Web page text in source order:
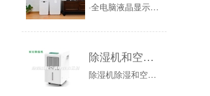
·全电脑液晶显示·故障代码显示·湿度自由设定·压缩机三分钟延时保护注：电源电压波动在±10%以内；三相电源相间不平衡在2%以内...
除湿机和空调除湿的区别
除湿机除湿和空调除湿在原理、功能和效果上都有区别。原理上，除湿机除湿是对热湿空气进行冷凝处理，空调除湿则是通过蒸发器蒸发空气水分；功能上，除...